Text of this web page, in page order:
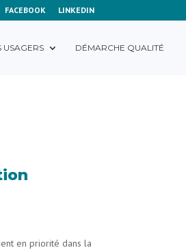
FACEBOOK LINKEDIN
USAGERS DÉMARCHE QUALITÉ
en priorité dans la